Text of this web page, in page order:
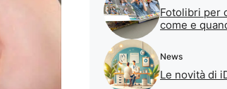
Fotolibri per
come e
News
Le novità di